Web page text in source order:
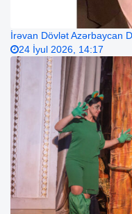
İrəvan Dövlət Azərbaycan
24 İyul 2026, 14:17